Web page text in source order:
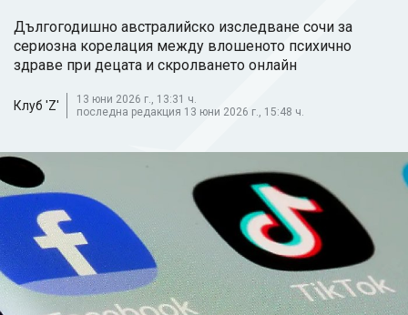
Дългогодишно австралийско изследване сочи за
сериозна корелация между влошеното психично
здраве при децата и скролването онлайн
Клуб 'Z'
13 юни 2026 г., 13:31 ч.
последна редакция 13 юни 2026 г., 15:48 ч.